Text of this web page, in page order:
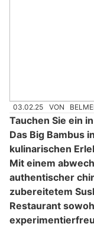
03.02.25 VON
Tauchen Sie ein
Das Big Bambus
kulinarischen
Mit einem
authentischer
zubereitetem
Restaurant